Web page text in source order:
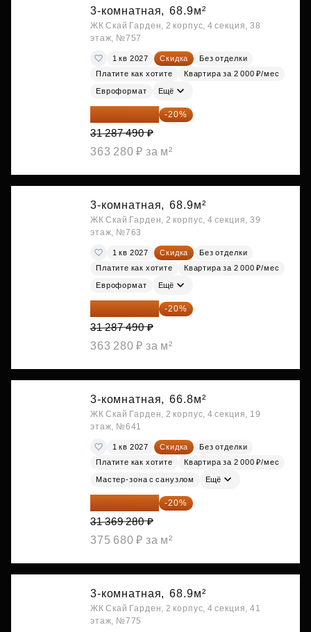
3-комнатная, 68.9м²
ЖК Скай Гарден, 2 корпус, 4 секция, 38
этаж, №757
1 кв 2027 Скидка
Без отделки
Платите как хотите
Квартира за 2 000 ₽/мес
Евроформат Ещё
25 029 992 ₽ -20%
31 287 490 ₽
363 280 ₽ за м²
3-комнатная, 68.9м²
ЖК Скай Гарден, 2 корпус, 4 секция, 39
этаж, №763
1 кв 2027 Скидка
Без отделки
Платите как хотите
Квартира за 2 000 ₽/мес
Евроформат Ещё
25 029 992 ₽ -20%
31 287 490 ₽
363 280 ₽ за м²
3-комнатная, 66.8м²
ЖК Скай Гарден, 2 корпус, 4 секция, 19
этаж, №641
1 кв 2027 Скидка
Без отделки
Платите как хотите
Квартира за 2 000 ₽/мес
Мастер-зона с санузлом Ещё
25 095 424 ₽ -20%
31 369 280 ₽
375 680 ₽ за м²
3-комнатная, 68.9м²
ЖК Скай Гарден, 2 корпус, 4 секция, 41
этаж, №775